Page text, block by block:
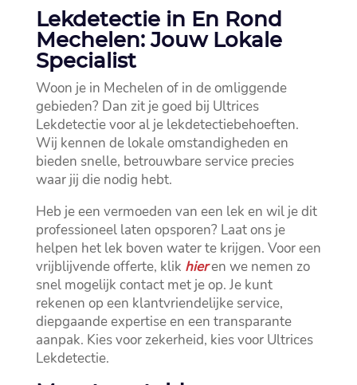
Lekdetectie in En Rond
Mechelen: Jouw Lokale
Specialist
Woon je in Mechelen of in de omliggende
gebieden? Dan zit je goed bij Ultrices
Lekdetectie voor al je lekdetectiebehoeften.​
Wij kennen de lokale omstandigheden en
bieden snelle, betrouwbare service precies
waar jij die nodig hebt.​
Heb je een vermoeden van een lek en wil je dit
professioneel laten opsporen? Laat ons je
helpen het lek boven water te krijgen.​ Voor een
vrijblijvende offerte, klik hieren we nemen zo
snel mogelijk contact met je op.​ Je kunt
rekenen op een klantvriendelijke service,
diepgaande expertise en een transparante
aanpak.​ Kies voor zekerheid, kies voor Ultrices
Lekdetectie.​